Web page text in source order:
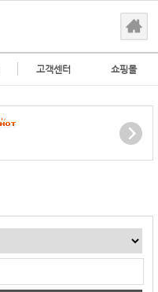
고객센터 쇼핑몰